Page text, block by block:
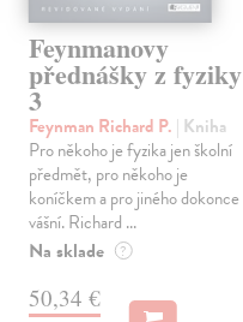
Feynmanovy
přednášky z fyziky
3
Feynman Richard P. | Kniha
Pro někoho je fyzika jen školní
předmět, pro někoho je
koníčkem a pro jiného dokonce
vášní. Richard ...
Na sklade ?
50,34 €